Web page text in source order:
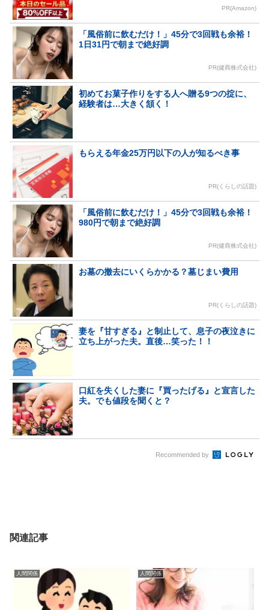
PR(Amazon)
「風俗前に飲むだけ！」45分で3回戦も余裕！
1日31円で朝まで絶好調
PR(健商株式会社)
初めてお菓子作りをする人へ贈る9つの掟に、
経験者は…大きく頷く！
もらえる年金25万円以下の人が知るべき事
PR(くらしの話題)
「風俗前に飲むだけ！」45分で3回戦も余裕！
980円で朝まで絶好調
PR(健商株式会社)
お墓の撤去にいくらかかる？墓じまい費用
PR(くらしの話題)
妻を『甘すぎる』と制止して、息子の夜泣きに
立ち上がった夫。直後…笑った！！
口紅を失くした妻に『買ったげる』と宣言した
夫。でも値段を聞くと？
Recommended by
関連記事
人間関係 人間関係